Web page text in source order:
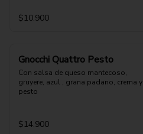
$10.900
Gnocchi Quattro Pesto
Con salsa de queso mantecoso,
gruyere, azul , grana padano, crema y
pesto
$14.900